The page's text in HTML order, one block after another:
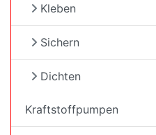
Kleben
Sichern
Dichten
Kraftstoffpumpen